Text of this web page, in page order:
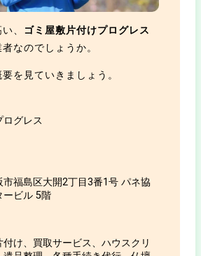
、
ゴミ屋敷片付けプログレス
なのでしょうか。
を見ていきましょう。
ログレス
市福島区大開2丁目3番1号 パネ協
ービル 5階
付け、買取サービス、ハウスクリ